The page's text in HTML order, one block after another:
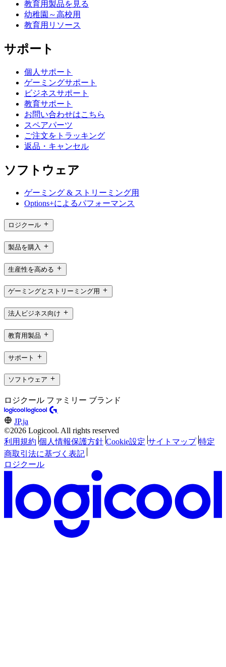
教育用製品を見る
幼稚園～高校用
教育用リソース
サポート
個人サポート
ゲーミングサポート
ビジネスサポート
教育サポート
お問い合わせはこちら
スペアパーツ
ご注文をトラッキング
返品・キャンセル
ソフトウェア
ゲーミング & ストリーミング用
Options+によるパフォーマンス
ロジクール
製品を購入
生産性を高める
ゲーミングとストリーミング用
法人ビジネス向け
教育用製品
サポート
ソフトウェア
ロジクール ファミリー ブランド
JP,ja
©2026 Logicool. All rights reserved
利用規約 個人情報保護方針 Cookie設定 サイトマップ 特定
商取引法に基づく表記
ロジクール